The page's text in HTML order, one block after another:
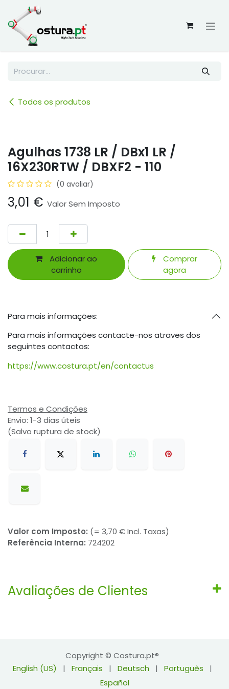
Skip to Content
Todos os produtos
Agulhas 1738 LR / DBx1 LR /
16X230RTW / DBXF2 - 110
(0 avaliar)
3,01 € Valor Sem Imposto
Adicionar ao
carrinho
Comprar
agora
Para mais informações:
Para mais informações contacte-nos atraves dos
seguintes contactos:
https://www.costura.pt/en/contactus
Termos e Condições
Envio: 1-3 dias úteis
(Salvo ruptura de stock)
Valor com Imposto: (= 3,70 € Incl. Taxas)
Referência Interna: 724202
Avaliações de Clientes
Copyright © Costura.pt®
English (US)
| Français | Deutsch | Português
|
Español